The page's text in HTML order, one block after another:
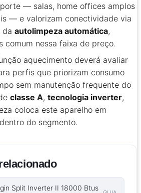
— salas, home offices amplos
— e valorizam conectividade via
da autolimpeza automática,
comum nessa faixa de preço.
aquecimento deverá avaliar
perfis que priorizam consumo
sem manutenção frequente do
classe A, tecnologia inverter,
coloca este aparelho em
do segmento.
Split Inverter II 18000 Btus